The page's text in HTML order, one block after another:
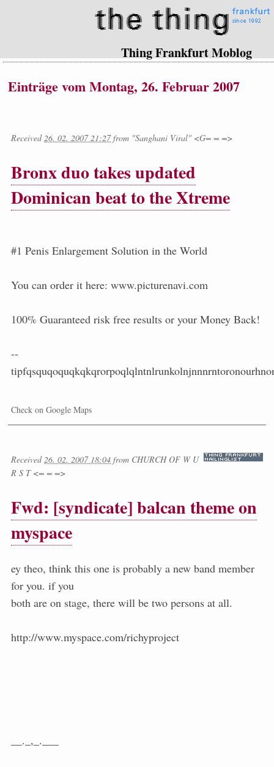
Thing Frankfurt Moblog
Einträge vom Montag, 26. Februar 2007
Received26. 02. 2007 21:27from "Sanghani Viral" <G= = =>
Bronx duo takes updated
Dominican beat to the Xtreme
#1 Penis Enlargement Solution in the World
You can order it here: www.picturenavi.com
100% Guaranteed risk free results or your Money Back!
--
Check on Google Maps
Received26. 02. 2007 18:04 from CHURCH OF W U
R S T <= = =>
Fwd: [syndicate] balcan theme on
myspace
ey theo, think this one is probably a new band member
for you. if you
both are on stage, there will be two persons at all.
http://www.myspace.com/richyproject
__._,_.___